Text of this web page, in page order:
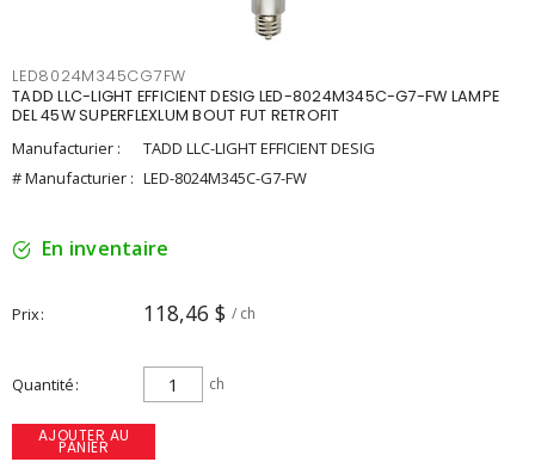
LED8024M345CG7FW
TADD LLC-LIGHT EFFICIENT DESIG LED-8024M345C-G7-FW LAMPE
DEL 45W SUPERFLEXLUM BOUT FUT RETROFIT
Manufacturier :
TADD LLC-LIGHT EFFICIENT DESIG
# Manufacturier : LED-8024M345C-G7-FW
En inventaire
Prix 118,46 $ / ch
Quantité ch
AJOUTER AU
PANIER